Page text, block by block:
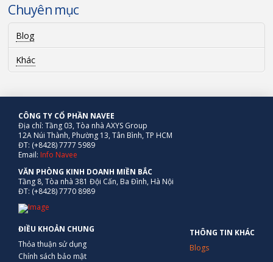
Chuyên mục
Blog
Khác
CÔNG TY CỔ PHẦN NAVEE
Địa chỉ: Tầng 03, Tòa nhà AXYS Group
12A Núi Thành, Phường 13, Tân Bình, TP HCM
ĐT: (+8428) 7777 5989
Email: Info Navee
VĂN PHÒNG KINH DOANH MIỀN BẮC
Tầng 8, Tòa nhà 381 Đội Cấn, Ba Đình, Hà Nội
ĐT: (+8428) 7770 8989
ĐIỀU KHOẢN CHUNG
Thỏa thuận sử dụng
Chính sách bảo mật
THÔNG TIN KHÁC
Blogs